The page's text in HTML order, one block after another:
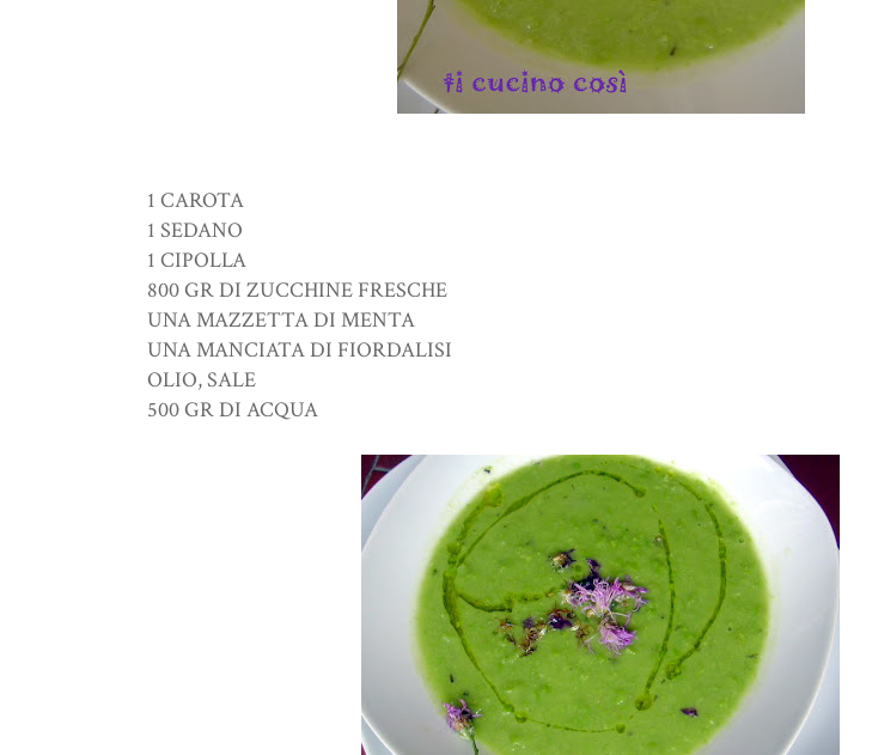
1 CAROTA
1 SEDANO
1 CIPOLLA
800 GR DI ZUCCHINE FRESCHE
UNA MAZZETTA DI MENTA
UNA MANCIATA DI FIORDALISI
OLIO, SALE
500 GR DI ACQUA